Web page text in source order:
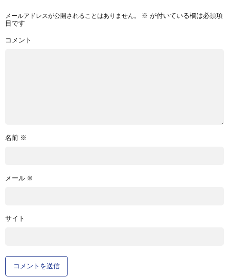
メールアドレスが公開されることはありません。 ※ が付いている欄は必須項
目です
コメント
名前 ※
メール ※
サイト